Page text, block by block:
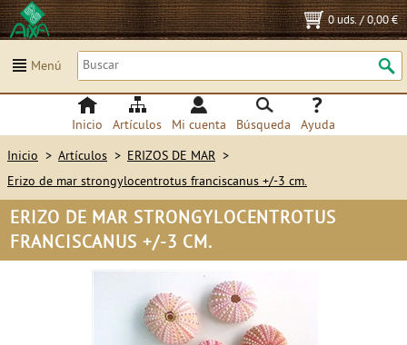
0 uds./0,00 €
Menú
Inicio Artículos Mi cuenta Búsqueda Ayuda
Inicio > Artículos > ERIZOS DE MAR >
Erizo de mar strongylocentrotus franciscanus +/-3 cm.
ERIZO DE MAR STRONGYLOCENTROTUS
FRANCISCANUS +/-3 CM.